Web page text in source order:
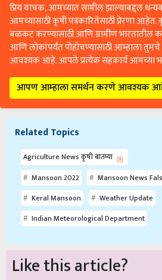
प्रिय वाचक, आमच्यात सामील झाल्याबद्दल
आमच्यासाठी कृषी पत्रकारितेसाठी प्रेरणा
बळकट करण्यासाठी आणि ग्रामीण
आणि लोकांपर्यंत पोहोचण्यासाठी आम्हाला
आवश्यक आहे. आपले प्रत्येक सहकार्य आमच्या
आपण आम्हाला समर्थन करणे आवश्यक
Related Topics
Agriculture News कृषी बातम्या
Mansoon 2022
Mansoon News
Keral Mansoon
Weather Update
Indian Meteorological Department
Like this article?